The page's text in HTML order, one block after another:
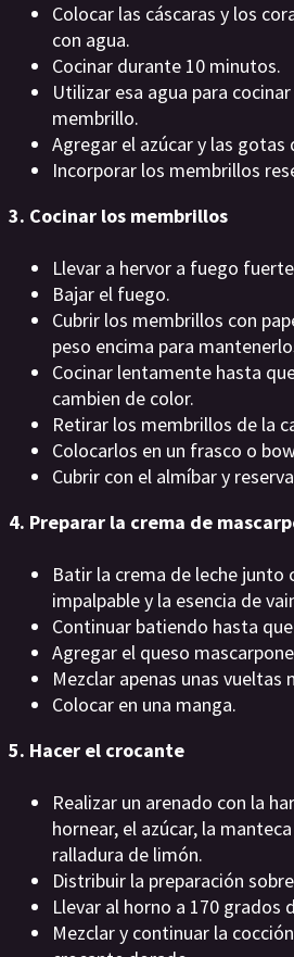
Colocar las cáscaras y los
con agua.
Cocinar durante 10 minutos.
Utilizar esa agua para
membrillo.
Agregar el azúcar y las gotas
Incorporar los membrillos
3. Cocinar los membrillos
Llevar a hervor a fuego
Bajar el fuego.
Cubrir los membrillos con
peso encima para
Cocinar lentamente hasta
cambien de color.
Retirar los membrillos de la
Colocarlos en un frasco o
Cubrir con el almíbar y
4. Preparar la crema de
Batir la crema de leche junto
impalpable y la esencia de
Continuar batiendo hasta
Agregar el queso
Mezclar apenas unas vueltas
Colocar en una manga.
5. Hacer el crocante
Realizar un arenado con la
hornear, el azúcar, la
ralladura de limón.
Distribuir la preparación
Llevar al horno a 170 grados
Mezclar y continuar la